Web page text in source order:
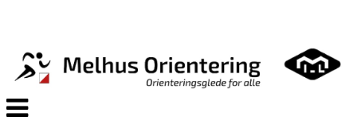
Veksle
navigasjon